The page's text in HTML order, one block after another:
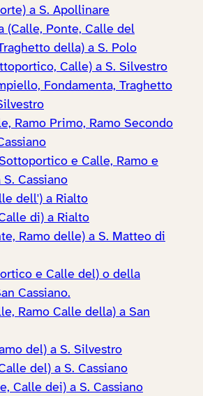
a S. Apollinare
(Calle, Ponte, Calle del
della) a S. Polo
Calle) a S. Silvestro
Fondamenta, Traghetto
Ramo Primo, Ramo Secondo
e Calle, Ramo e
Cassiano
dell') a Rialto
di) a Rialto
Ramo delle) a S. Matteo di
e Calle del) o della
Cassiano.
Ramo Calle della) a San
del) a S. Silvestro
del) a S. Cassiano
Calle dei) a S. Cassiano